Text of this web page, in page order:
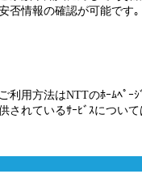
否情報の確認が可能です｡
利用方法はNTTのﾎｰﾑﾍﾟｰ
されているｻｰﾋﾞｽについ